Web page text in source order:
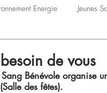
Energie Jeunes
de vous
Bénévole organise
des fêtes).